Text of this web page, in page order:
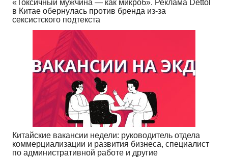
«Токсичный мужчина — как микроб». Реклама Dettol
в Китае обернулась против бренда из-за
сексистского подтекста
Китайские вакансии недели: руководитель отдела
коммерциализации и развития бизнеса, специалист
по административной работе и другие